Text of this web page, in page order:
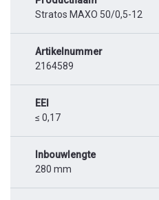
Stratos MAXO 50/0,5-12
Artikelnummer
2164589
EEI
≤ 0,17
Inbouwlengte
280 mm